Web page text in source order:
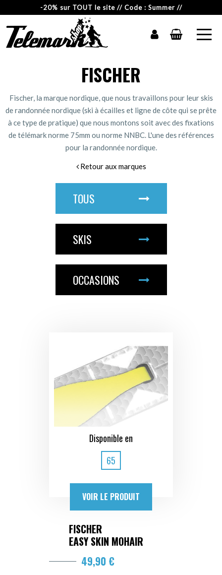
-20% sur TOUT le site // Code : Summer //
FISCHER
Fischer, la marque nordique, que nous travaillons pour leur skis
de randonnée nordique (ski à écailles et ligne de côte qui se prête
à ce type de pratique) que nous montons soit avec des fixations
de télémark norme 75mm ou norme NNBC. L'une des références
pour la randonnée nordique.
Retour aux marques
TOUS
SKIS
OCCASIONS
Disponible en
65
VOIR LE PRODUIT
FISCHER
EASY SKIN MOHAIR
49,90 €